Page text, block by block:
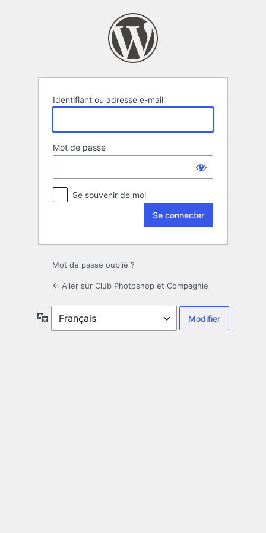
Identifiant ou adresse e-mail
Mot de passe
Se souvenir de moi
Mot de passe oublié ?
← Aller sur Club Photoshop et Compagnie
Langue